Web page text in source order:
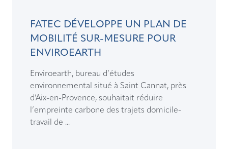
FATEC DÉVELOPPE UN PLAN DE
MOBILITÉ SUR-MESURE POUR
ENVIROEARTH
Enviroearth, bureau d’études
environnemental situé à Saint Cannat, près
d’Aix-en-Provence, souhaitait réduire
l’empreinte carbone des trajets domicile-
travail de ...